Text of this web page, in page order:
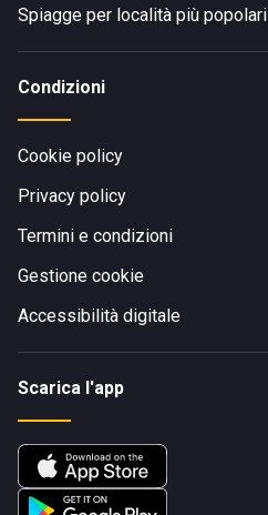
Spiagge per località più popolari
Condizioni
Cookie policy
Privacy policy
Termini e condizioni
Gestione cookie
Accessibilità digitale
Scarica l'app